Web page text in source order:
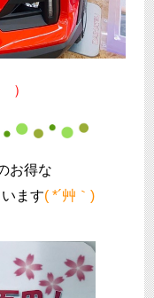
）
お得な
ます( *´艸｀)